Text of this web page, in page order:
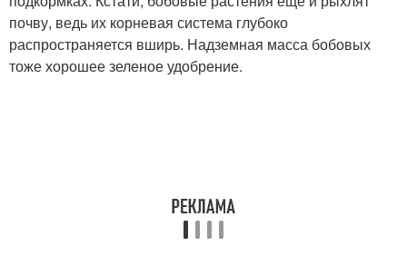
почву, ведь их корневая система глубоко
распространяется вширь. Надземная масса бобовых
тоже хорошее зеленое удобрение.